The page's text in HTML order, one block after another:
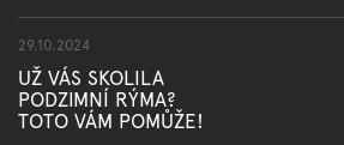
29.10.2024
UŽ VÁS SKOLILA
PODZIMNÍ RÝMA?
TOTO VÁM POMŮŽE!